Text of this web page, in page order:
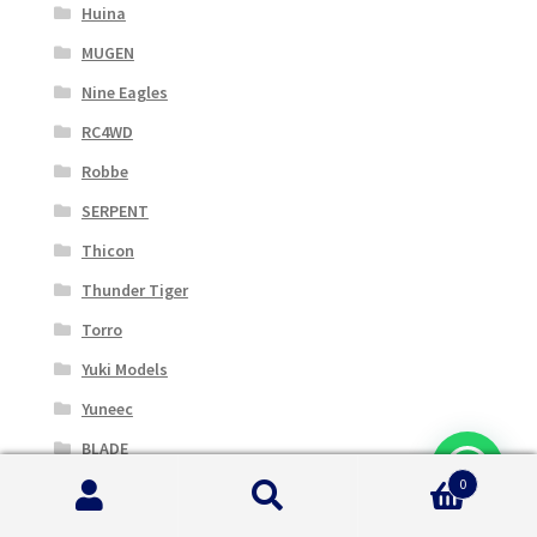
Huina
MUGEN
Nine Eagles
RC4WD
Robbe
SERPENT
Thicon
Thunder Tiger
Torro
Yuki Models
Yuneec
BLADE
CENTRO
0